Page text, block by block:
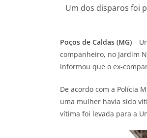
Um dos disparos foi
Poços de Caldas (MG) –
companheiro, no Jardim
informou que o ex-
De acordo com a Polícia
uma mulher havia sido
vítima foi levada para a